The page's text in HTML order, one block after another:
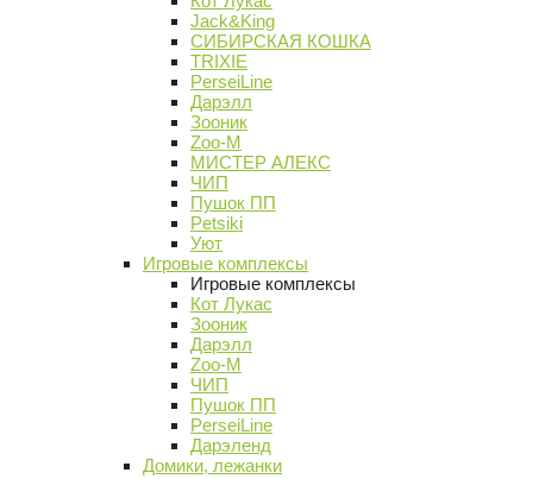
Jack&King
СИБИРСКАЯ КОШКА
TRIXIE
PerseiLine
Дарэлл
Зооник
Zoo-M
МИСТЕР АЛЕКС
ЧИП
Пушок ПП
Petsiki
Уют
Игровые комплексы
Игровые комплексы
Кот Лукас
Зооник
Дарэлл
Zoo-M
ЧИП
Пушок ПП
PerseiLine
Дарэленд
Домики, лежанки